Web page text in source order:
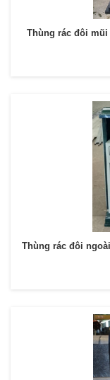
Thùng rác đôi mũi
Thùng rác đôi